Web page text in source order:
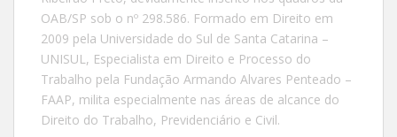
OAB/SP sob o nº 298.586. Formado em Direito em
2009 pela Universidade do Sul de Santa Catarina –
UNISUL, Especialista em Direito e Processo do
Trabalho pela Fundação Armando Alvares Penteado –
FAAP, milita especialmente nas áreas de alcance do
Direito do Trabalho, Previdenciário e Civil.